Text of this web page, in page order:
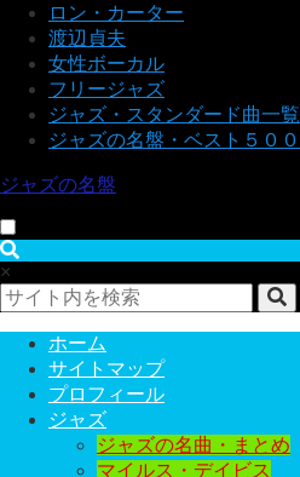
ロン・カーター
渡辺貞夫
女性ボーカル
フリージャズ
ジャズ・スタンダード曲一覧
ジャズの名盤・ベスト５００
ジャズの名盤
×
ホーム
サイトマップ
プロフィール
ジャズ
ジャズの名曲・まとめ
マイルス・デイビス